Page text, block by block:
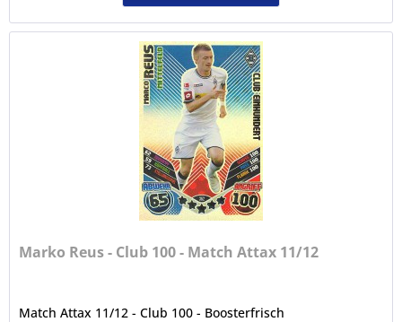
Marko Reus - Club 100 - Match Attax 11/12
Match Attax 11/12 - Club 100 - Boosterfrisch